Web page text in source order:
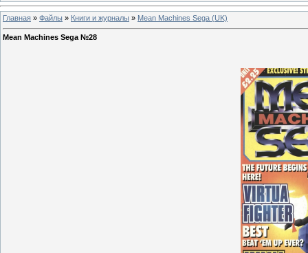
Главная » Файлы » Книги и журналы » Mean Machines Sega (UK)
Mean Machines Sega №28